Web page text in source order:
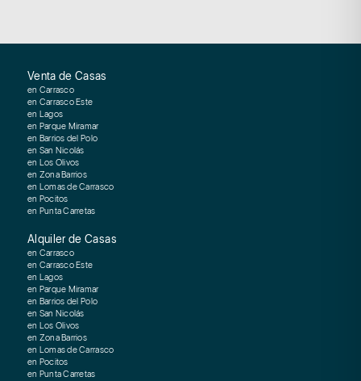
Venta de Casas
en Carrasco
en Carrasco Este
en Lagos
en Parque Miramar
en Barrios del Polo
en San Nicolás
en Los Olivos
en Zona Barrios
en Lomas de Carrasco
en Pocitos
en Punta Carretas
Alquiler de Casas
en Carrasco
en Carrasco Este
en Lagos
en Parque Miramar
en Barrios del Polo
en San Nicolás
en Los Olivos
en Zona Barrios
en Lomas de Carrasco
en Pocitos
en Punta Carretas